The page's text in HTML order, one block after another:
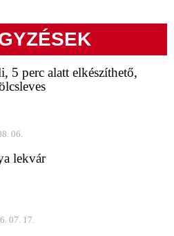
5 perc alatt elkészíthető,
06.
lekvár
07. 17.